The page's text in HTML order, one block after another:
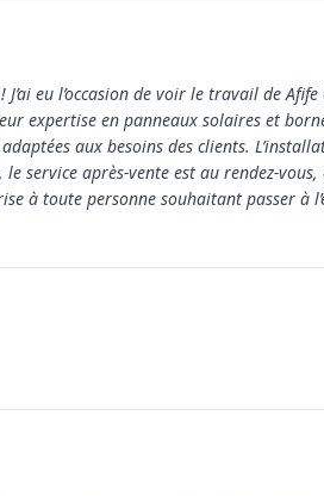
J’ai eu l’occasion de voir le travail de
expertise en panneaux solaires et
aux besoins des clients.
service après-vente est au rendez-
à toute personne souhaitant passer à